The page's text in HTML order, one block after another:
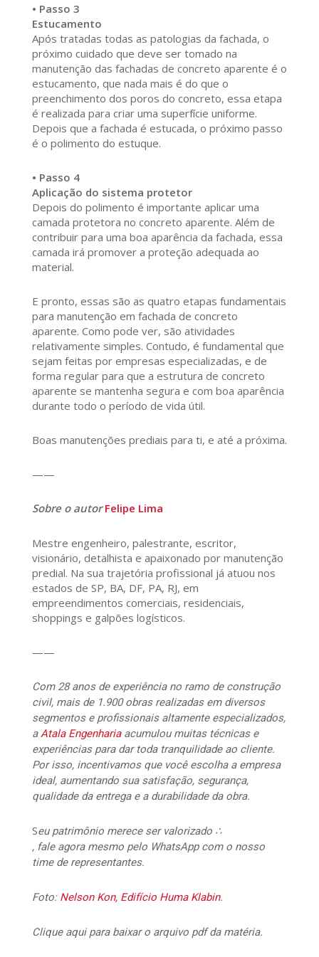
• Passo 3
Estucamento
Após tratadas todas as patologias da fachada, o
próximo cuidado que deve ser tomado na
manutenção das fachadas de concreto aparente é o
estucamento, que nada mais é do que o
preenchimento dos poros do concreto, essa etapa
é realizada para criar uma superfície uniforme.
Depois que a fachada é estucada, o próximo passo
é o polimento do estuque.
• Passo 4
Aplicação do sistema protetor
Depois do polimento é importante aplicar uma
camada protetora no concreto aparente. Além de
contribuir para uma boa aparência da fachada, essa
camada irá promover a proteção adequada ao
material.
E pronto, essas são as quatro etapas fundamentais
para manutenção em fachada de concreto
aparente. Como pode ver, são atividades
relativamente simples. Contudo, é fundamental que
sejam feitas por empresas especializadas, e de
forma regular para que a estrutura de concreto
aparente se mantenha segura e com boa aparência
durante todo o período de vida útil.
Boas manutenções prediais para ti, e até a próxima.
——
Sobre o autorFelipe Lima
Mestre engenheiro, palestrante, escritor,
visionário, detalhista e apaixonado por manutenção
predial. Na sua trajetória profissional já atuou nos
estados de SP, BA, DF, PA, RJ, em
empreendimentos comerciais, residenciais,
shoppings e galpões logísticos.
——
Com 28 anos de experiência no ramo de construção
civil, mais de 1.900 obras realizadas em diversos
segmentos e profissionais altamente especializados,
aAtala Engenhariaacumulou muitas técnicas e
experiências para dar toda tranquilidade ao cliente.
Por isso, incentivamos que você escolha a empresa
ideal, aumentando sua satisfação, segurança,
qualidade da entrega e a durabilidade da obra.
Seu patrimônio merece ser valorizado ∴
, fale agora mesmo pelo WhatsApp com o nosso
time de representantes.
Foto: Nelson Kon, Edifício Huma Klabin.
Clique aqui para baixar o arquivo pdf da matéria.